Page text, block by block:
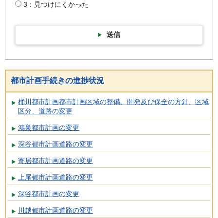
3：見つけにくかった
送信
都市計画手続きの進捗状況
桶川都市計画都市計画区域の整備、開発及び保全の方針、区域
区分、道路の変更
鴻巣都市計画の変更
深谷都市計画道路の変更
寄居都市計画道路の変更
上尾都市計画道路の変更
深谷都市計画の変更
川越都市計画道路の変更